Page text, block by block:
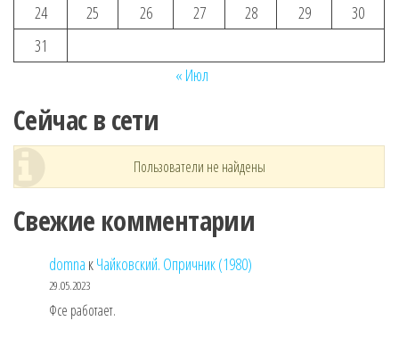
24
25 26 27 28 29
30
31
« Июл
Сейчас в сети
Пользователи не найдены
Свежие комментарии
domna кЧайковский. Опричник (1980)
29.05.2023
Фсе работает.